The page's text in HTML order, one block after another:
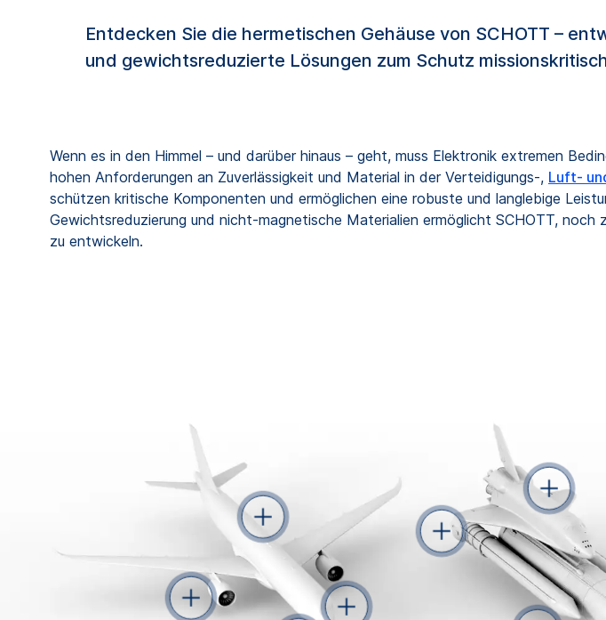
Entdecken Sie die hermetischen Gehäuse von SCHOTT –
und gewichtsreduzierte Lösungen zum Schutz
Wenn es in den Himmel – und darüber hinaus – geht, muss Elektronik extremen
hohen Anforderungen an Zuverlässigkeit und Material in der Verteidigungs-, Luft-
schützen kritische Komponenten und ermöglichen eine robuste und langlebige
Gewichtsreduzierung und nicht-magnetische Materialien ermöglicht SCHOTT,
zu entwickeln.